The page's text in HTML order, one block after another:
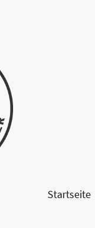
Startseite